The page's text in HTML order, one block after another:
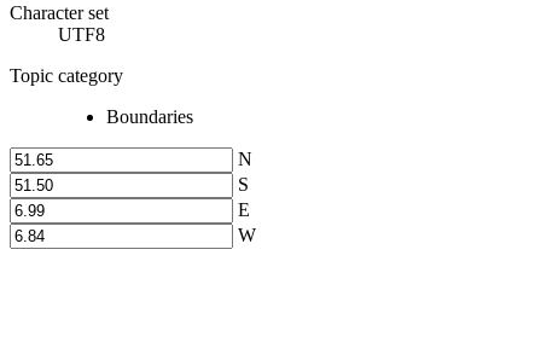
Character set
UTF8
Topic category
Boundaries
N
S
E
W